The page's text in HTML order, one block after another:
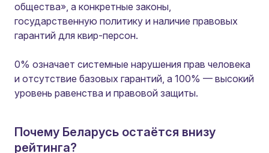
общества», а конкретные законы,
государственную политику и наличие правовых
гарантий для квир-персон.
0% означает системные нарушения прав человека
и отсутствие базовых гарантий, а 100% — высокий
уровень равенства и правовой защиты.
Почему Беларусь остаётся внизу
рейтинга?